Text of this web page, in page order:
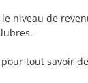
niveau de
pour tout savoir